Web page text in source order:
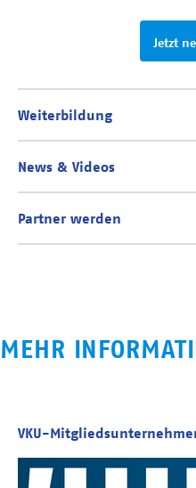
Jetzt
MEHR